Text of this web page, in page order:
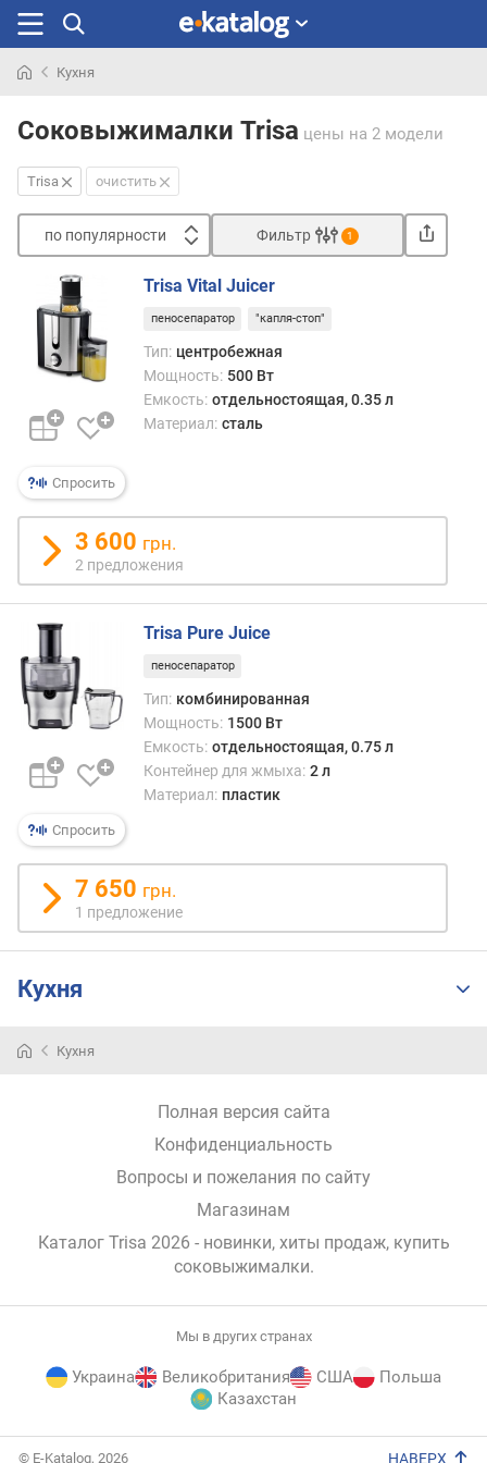
раньше
Кухня
Соковыжималки Trisa цены на 2 модели
Trisa очистить
по популярности
п
о
п
о
у
л
р
н
с
т
д
е
ш
е
в
х
к
д
о
р
о
и
о
х
е
в
Фильтр 1
Спросить
Trisa Vital Juicer
пеносепаратор "капля-стоп"
Тип: центробежная
Мощность: 500 Вт
Емкость: отдельностоящая, 0.35 л
Материал: сталь
3 600 грн.
2 предложения
Спросить
Trisa Pure Juice
пеносепаратор
Тип: комбинированная
Мощность: 1500 Вт
Емкость: отдельностоящая, 0.75 л
Контейнер для жмыха: 2 л
Материал: пластик
7 650 грн.
1 предложение
Кухня
Кухня
Полная версия сайта
Конфиденциальность
Вопросы и пожелания по сайту
Магазинам
Каталог Trisa 2026 - новинки, хиты продаж, купить
соковыжималки.
Мы в других странах
Украина Великобритания США
Польша
Казахстан
© E-Katalog, 2026 НАВЕРХ